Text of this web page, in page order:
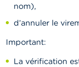
nom),
d’annuler le
Important:
La vérification